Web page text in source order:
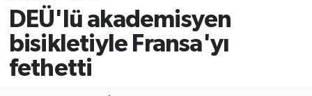
DEÜ'lü akademisyen
bisikletiyle Fransa'yı
fethetti